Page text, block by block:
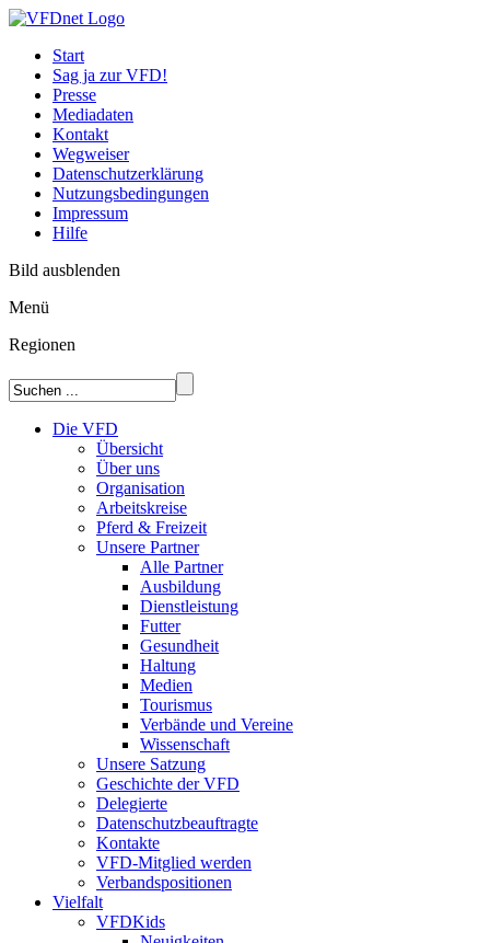
Start
Sag ja zur VFD!
Presse
Mediadaten
Kontakt
Wegweiser
Datenschutzerklärung
Nutzungsbedingungen
Impressum
Hilfe
Bild ausblenden
Menü
Regionen
Die VFD
Übersicht
Über uns
Organisation
Arbeitskreise
Pferd & Freizeit
Unsere Partner
Alle Partner
Ausbildung
Dienstleistung
Futter
Gesundheit
Haltung
Medien
Tourismus
Verbände und Vereine
Wissenschaft
Unsere Satzung
Geschichte der VFD
Delegierte
Datenschutzbeauftragte
Kontakte
VFD-Mitglied werden
Verbandspositionen
Vielfalt
VFDKids